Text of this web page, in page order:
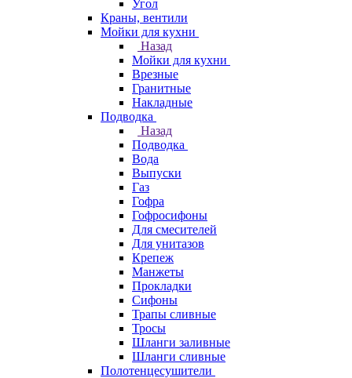
Угол
Краны, вентили
Мойки для кухни
Назад
Мойки для кухни
Врезные
Гранитные
Накладные
Подводка
Назад
Подводка
Вода
Выпуски
Газ
Гофра
Гофросифоны
Для смесителей
Для унитазов
Крепеж
Манжеты
Прокладки
Сифоны
Трапы сливные
Тросы
Шланги заливные
Шланги сливные
Полотенцесушители